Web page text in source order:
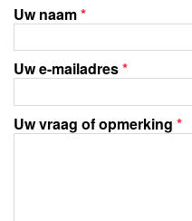
Uw naam*
Uw e-mailadres*
Uw vraag of opmerking *